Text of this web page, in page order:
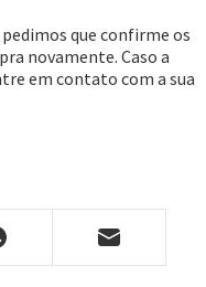
que confirme os
novamente. Caso a
em contato com a sua